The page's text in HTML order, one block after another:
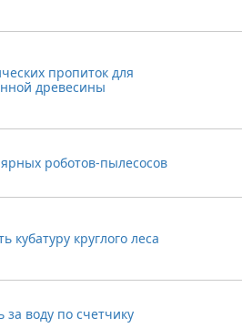
пропиток для
древесины
роботов-пылесосов
кубатуру круглого леса
за воду по счетчику